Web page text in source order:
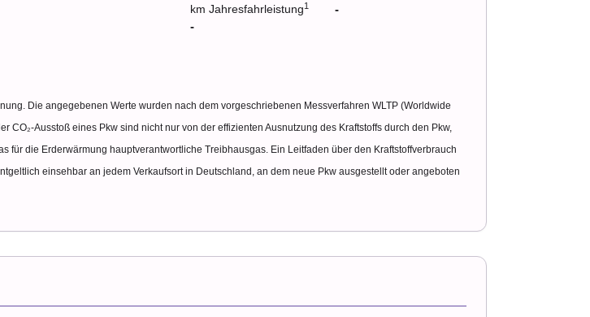
km Jahresfahrleistung1
-
-
Die angegebenen Werte wurden nach dem vorgeschriebenen Messverfahren WLTP (Worldwide
CO₂-Ausstoß eines Pkw sind nicht nur von der effizienten Ausnutzung des Kraftstoffs durch den Pkw,
für die Erderwärmung hauptverantwortliche Treibhausgas. Ein Leitfaden über den Kraftstoffverbrauch
einsehbar an jedem Verkaufsort in Deutschland, an dem neue Pkw ausgestellt oder angeboten